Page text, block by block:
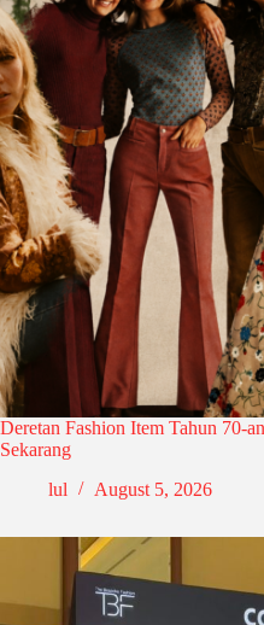
Deretan Fashion Item Tahun 70-
Sekarang
lul
August 5, 2026